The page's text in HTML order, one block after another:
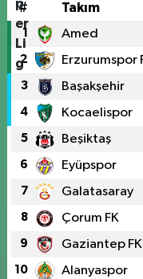
# Takım
1 Amed
2 Erzurumspor
3 Başakşehir
4 Kocaelispor
5 Beşiktaş
6 Eyüpspor
7 Galatasaray
8 Çorum FK
9 Gaziantep FK
10 Alanyaspor